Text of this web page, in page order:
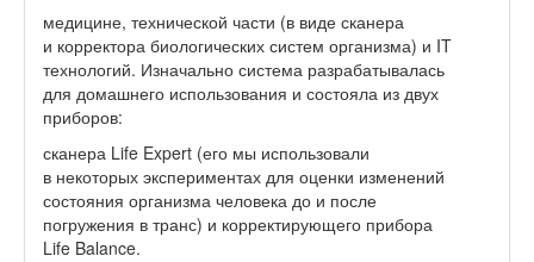
медицине, технической части (в виде сканера
и корректора биологических систем организма) и IT
технологий. Изначально система разрабатывалась
для домашнего использования и состояла из двух
приборов:
сканера Life Expert (его мы использовали
в некоторых экспериментах для оценки изменений
состояния организма человека до и после
погружения в транс) и корректирующего прибора
Life Balance.